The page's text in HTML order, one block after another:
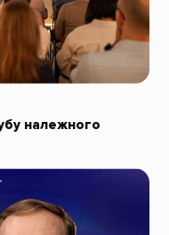
належного